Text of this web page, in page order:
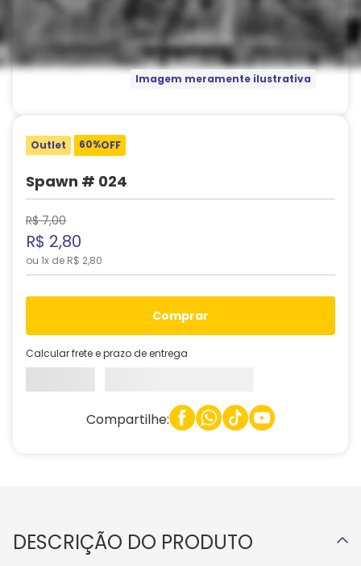
Imagem meramente ilustrativa
Outlet 60%OFF
Spawn # 024
R$ 7,00
R$ 2,80
ou 1x de R$ 2,80
comprar
Calcular frete e prazo de entrega
Compartilhe:
DESCRIÇÃO DO PRODUTO